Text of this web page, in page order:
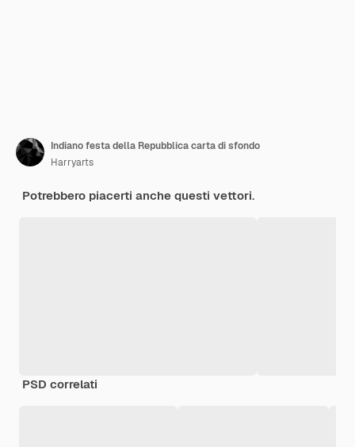
Indiano festa della Repubblica carta di sfondo
Harryarts
Potrebbero piacerti anche questi vettori.
PSD correlati